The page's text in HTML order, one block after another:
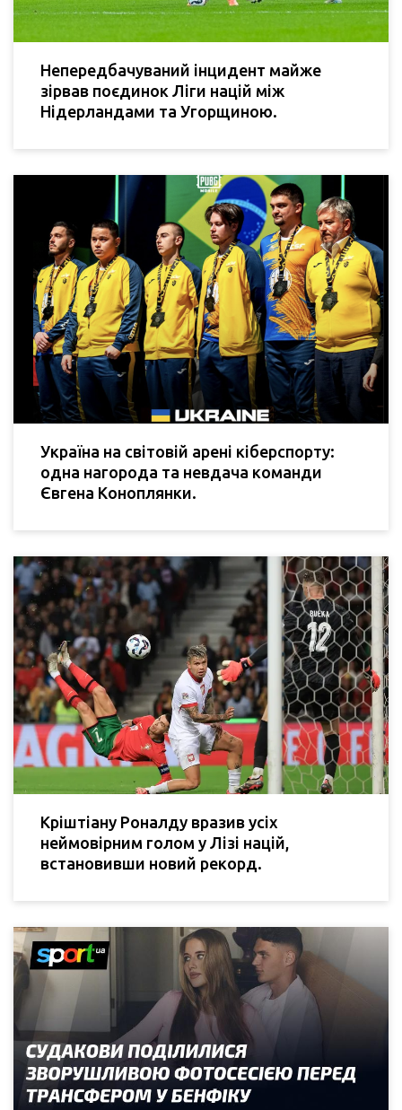
Непередбачуваний інцидент майже
зірвав поєдинок Ліги націй між
Нідерландами та Угорщиною.
Україна на світовій арені кіберспорту:
одна нагорода та невдача команди
Євгена Коноплянки.
Кріштіану Роналду вразив усіх
неймовірним голом у Лізі націй,
встановивши новий рекорд.